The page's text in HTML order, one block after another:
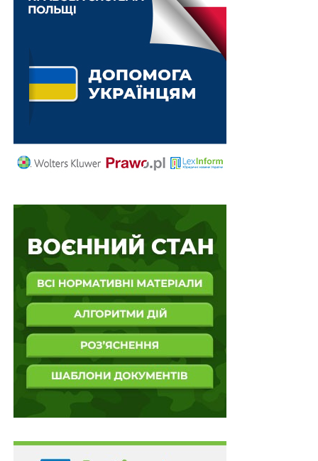
– поширення інформації та надання консультацій
щодо державних і місцевих програм підтримки осіб.
Рішення про введення посади фахівця із супроводу
до структури та штатного розпису закладу
приймається його засновником.
має рівень освіти, що відповідає вимогам
професійного стандарту, затвердженого в
на посаду фахівця із супроводу в електронній формі
засобами Єдиного державного реєстру ветеранів
війни.
Крім того, встановлено, що:
– на посаду фахівця із супроводу ветеранів війни та
демобілізованих осіб може бути працевлаштована
особа, яка отримала документ про підвищення
кваліфікації в рамках реалізації експериментального
проекту щодо запровадження інституту помічника
ветерана в системі переходу від військової служби
реалізації експериментального проекту щодо